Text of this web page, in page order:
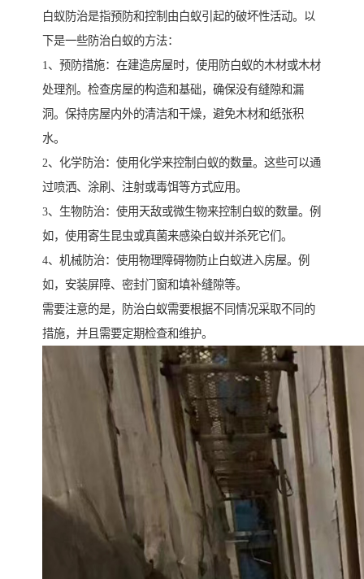
白蚁防治是指预防和控制由白蚁引起的破坏性活动。以
下是一些防治白蚁的方法：
1、预防措施：在建造房屋时，使用防白蚁的木材或木材
处理剂。检查房屋的构造和基础，确保没有缝隙和漏
洞。保持房屋内外的清洁和干燥，避免木材和纸张积
水。
2、化学防治：使用化学来控制白蚁的数量。这些可以通
过喷洒、涂刷、注射或毒饵等方式应用。
3、生物防治：使用天敌或微生物来控制白蚁的数量。例
如，使用寄生昆虫或真菌来感染白蚁并杀死它们。
4、机械防治：使用物理障碍物防止白蚁进入房屋。例
如，安装屏障、密封门窗和填补缝隙等。
需要注意的是，防治白蚁需要根据不同情况采取不同的
措施，并且需要定期检查和维护。